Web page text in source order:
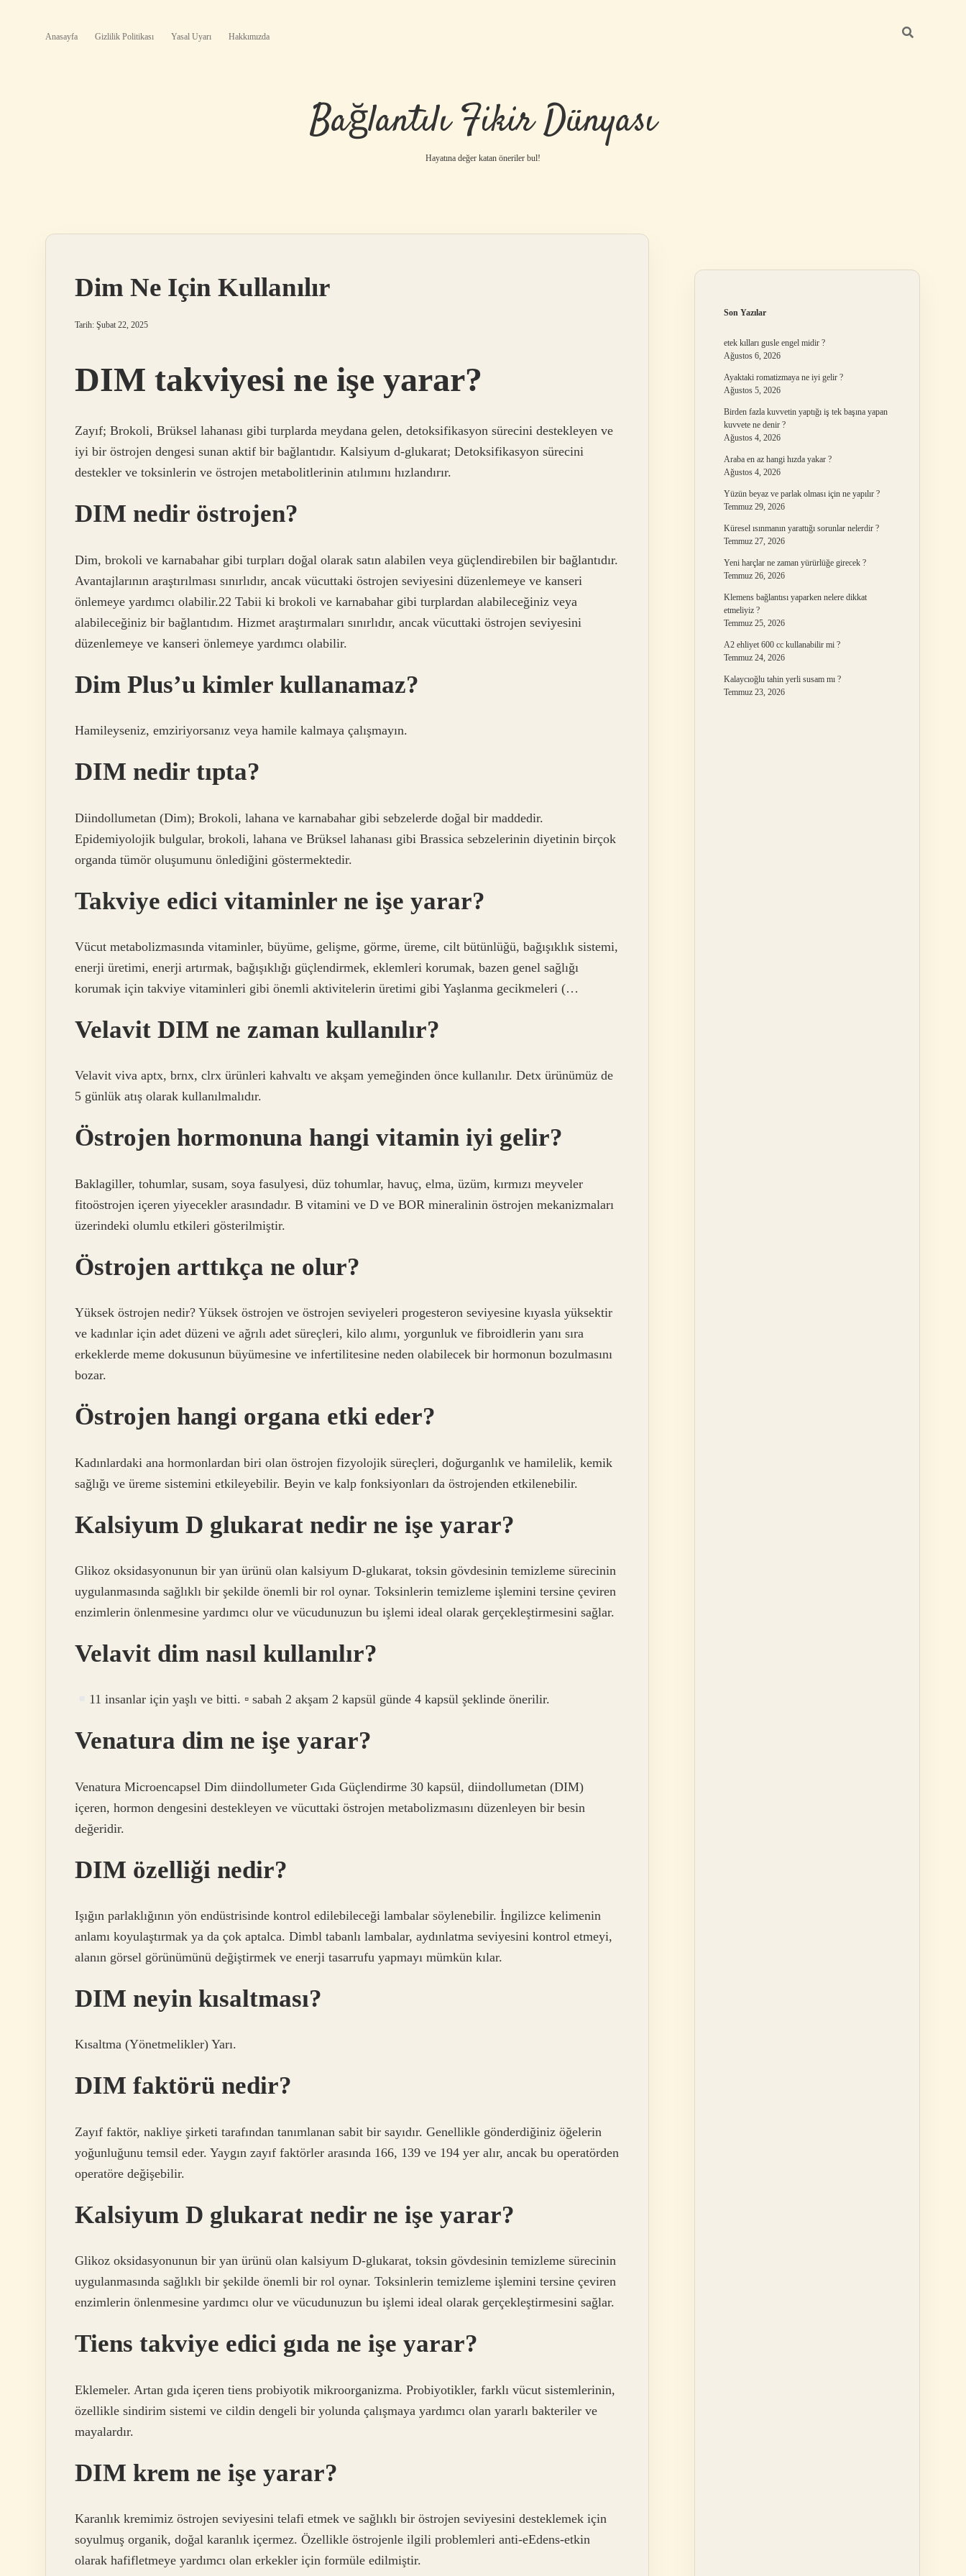
Anasayfa Gizlilik Politikası Yasal Uyarı Hakkımızda
Bağlantılı Fikir Dünyası
Hayatına değer katan öneriler bul!
Dim Ne Için Kullanılır
Tarih: Şubat 22, 2025
DIM takviyesi ne işe yarar?
Zayıf; Brokoli, Brüksel lahanası gibi turplarda meydana gelen, detoksifikasyon sürecini destekleyen ve
iyi bir östrojen dengesi sunan aktif bir bağlantıdır. Kalsiyum d-glukarat; Detoksifikasyon sürecini
destekler ve toksinlerin ve östrojen metabolitlerinin atılımını hızlandırır.
DIM nedir östrojen?
Dim, brokoli ve karnabahar gibi turpları doğal olarak satın alabilen veya güçlendirebilen bir bağlantıdır.
Avantajlarının araştırılması sınırlıdır, ancak vücuttaki östrojen seviyesini düzenlemeye ve kanseri
önlemeye yardımcı olabilir.22 Tabii ki brokoli ve karnabahar gibi turplardan alabileceğiniz veya
alabileceğiniz bir bağlantıdım. Hizmet araştırmaları sınırlıdır, ancak vücuttaki östrojen seviyesini
düzenlemeye ve kanseri önlemeye yardımcı olabilir.
Dim Plus’u kimler kullanamaz?
Hamileyseniz, emziriyorsanız veya hamile kalmaya çalışmayın.
DIM nedir tıpta?
Diindollumetan (Dim); Brokoli, lahana ve karnabahar gibi sebzelerde doğal bir maddedir.
Epidemiyolojik bulgular, brokoli, lahana ve Brüksel lahanası gibi Brassica sebzelerinin diyetinin birçok
organda tümör oluşumunu önlediğini göstermektedir.
Takviye edici vitaminler ne işe yarar?
Vücut metabolizmasında vitaminler, büyüme, gelişme, görme, üreme, cilt bütünlüğü, bağışıklık sistemi,
enerji üretimi, enerji artırmak, bağışıklığı güçlendirmek, eklemleri korumak, bazen genel sağlığı
korumak için takviye vitaminleri gibi önemli aktivitelerin üretimi gibi Yaşlanma gecikmeleri (…
Velavit DIM ne zaman kullanılır?
Velavit viva aptx, brnx, clrx ürünleri kahvaltı ve akşam yemeğinden önce kullanılır. Detx ürünümüz de
5 günlük atış olarak kullanılmalıdır.
Östrojen hormonuna hangi vitamin iyi gelir?
Baklagiller, tohumlar, susam, soya fasulyesi, düz tohumlar, havuç, elma, üzüm, kırmızı meyveler
fitoöstrojen içeren yiyecekler arasındadır. B vitamini ve D ve BOR mineralinin östrojen mekanizmaları
üzerindeki olumlu etkileri gösterilmiştir.
Östrojen arttıkça ne olur?
Yüksek östrojen nedir? Yüksek östrojen ve östrojen seviyeleri progesteron seviyesine kıyasla yüksektir
ve kadınlar için adet düzeni ve ağrılı adet süreçleri, kilo alımı, yorgunluk ve fibroidlerin yanı sıra
erkeklerde meme dokusunun büyümesine ve infertilitesine neden olabilecek bir hormonun bozulmasını
bozar.
Östrojen hangi organa etki eder?
Kadınlardaki ana hormonlardan biri olan östrojen fizyolojik süreçleri, doğurganlık ve hamilelik, kemik
sağlığı ve üreme sistemini etkileyebilir. Beyin ve kalp fonksiyonları da östrojenden etkilenebilir.
Kalsiyum D glukarat nedir ne işe yarar?
Glikoz oksidasyonunun bir yan ürünü olan kalsiyum D-glukarat, toksin gövdesinin temizleme sürecinin
uygulanmasında sağlıklı bir şekilde önemli bir rol oynar. Toksinlerin temizleme işlemini tersine çeviren
enzimlerin önlenmesine yardımcı olur ve vücudunuzun bu işlemi ideal olarak gerçekleştirmesini sağlar.
Velavit dim nasıl kullanılır?
11 insanlar için yaşlı ve bitti. ▫ sabah 2 akşam 2 kapsül günde 4 kapsül şeklinde önerilir.
Venatura dim ne işe yarar?
Venatura Microencapsel Dim diindollumeter Gıda Güçlendirme 30 kapsül, diindollumetan (DIM)
içeren, hormon dengesini destekleyen ve vücuttaki östrojen metabolizmasını düzenleyen bir besin
değeridir.
DIM özelliği nedir?
Işığın parlaklığının yön endüstrisinde kontrol edilebileceği lambalar söylenebilir. İngilizce kelimenin
anlamı koyulaştırmak ya da çok aptalca. Dimbl tabanlı lambalar, aydınlatma seviyesini kontrol etmeyi,
alanın görsel görünümünü değiştirmek ve enerji tasarrufu yapmayı mümkün kılar.
DIM neyin kısaltması?
Kısaltma (Yönetmelikler) Yarı.
DIM faktörü nedir?
Zayıf faktör, nakliye şirketi tarafından tanımlanan sabit bir sayıdır. Genellikle gönderdiğiniz öğelerin
yoğunluğunu temsil eder. Yaygın zayıf faktörler arasında 166, 139 ve 194 yer alır, ancak bu operatörden
operatöre değişebilir.
Kalsiyum D glukarat nedir ne işe yarar?
Glikoz oksidasyonunun bir yan ürünü olan kalsiyum D-glukarat, toksin gövdesinin temizleme sürecinin
uygulanmasında sağlıklı bir şekilde önemli bir rol oynar. Toksinlerin temizleme işlemini tersine çeviren
enzimlerin önlenmesine yardımcı olur ve vücudunuzun bu işlemi ideal olarak gerçekleştirmesini sağlar.
Tiens takviye edici gıda ne işe yarar?
Eklemeler. Artan gıda içeren tiens probiyotik mikroorganizma. Probiyotikler, farklı vücut sistemlerinin,
özellikle sindirim sistemi ve cildin dengeli bir yolunda çalışmaya yardımcı olan yararlı bakteriler ve
mayalardır.
DIM krem ne işe yarar?
Karanlık kremimiz östrojen seviyesini telafi etmek ve sağlıklı bir östrojen seviyesini desteklemek için
soyulmuş organik, doğal karanlık içermez. Özellikle östrojenle ilgili problemleri anti-eEdens-etkin
olarak hafifletmeye yardımcı olan erkekler için formüle edilmiştir.
Son Yazılar
etek kılları gusle engel midir ?
Ağustos 6, 2026
Ayaktaki romatizmaya ne iyi gelir ?
Ağustos 5, 2026
Birden fazla kuvvetin yaptığı iş tek başına yapan
kuvvete ne denir ?
Ağustos 4, 2026
Araba en az hangi hızda yakar ?
Ağustos 4, 2026
Yüzün beyaz ve parlak olması için ne yapılır ?
Temmuz 29, 2026
Küresel ısınmanın yarattığı sorunlar nelerdir ?
Temmuz 27, 2026
Yeni harçlar ne zaman yürürlüğe girecek ?
Temmuz 26, 2026
Klemens bağlantısı yaparken nelere dikkat
etmeliyiz ?
Temmuz 25, 2026
A2 ehliyet 600 cc kullanabilir mi ?
Temmuz 24, 2026
Kalaycıoğlu tahin yerli susam mı ?
Temmuz 23, 2026